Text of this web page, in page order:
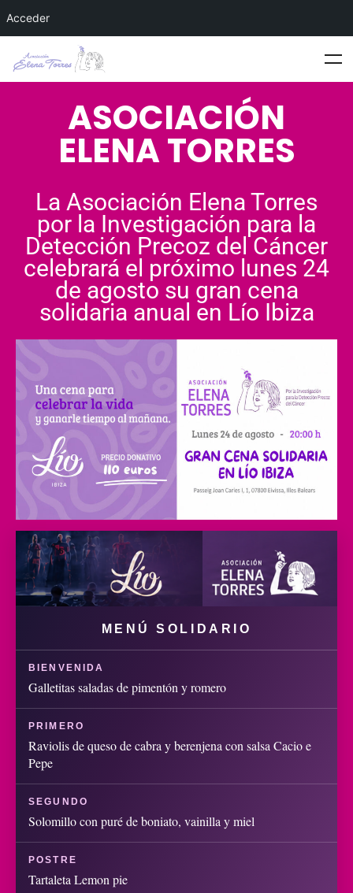
ASOCIACIÓN
ELENA TORRES
La Asociación Elena Torres
por la Investigación para la
Detección Precoz del Cáncer
celebrará el próximo lunes 24
de agosto su gran cena
solidaria anual en Lío Ibiza
MENÚ SOLIDARIO
BIENVENIDA
Galletitas saladas de pimentón y romero
PRIMERO
Raviolis de queso de cabra y berenjena con salsa Cacio e
Pepe
SEGUNDO
Solomillo con puré de boniato, vainilla y miel
POSTRE
Tartaleta Lemon pie
Acceder